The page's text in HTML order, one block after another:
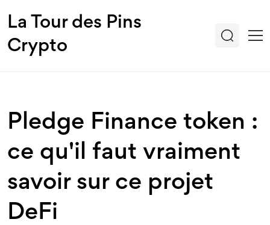
La Tour des Pins
Crypto
Pledge Finance token :
ce qu'il faut vraiment
savoir sur ce projet
DeFi